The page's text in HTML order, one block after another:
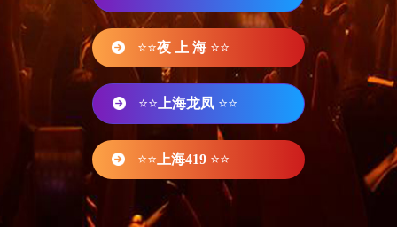
⭐⭐夜 上 海 ⭐⭐
⭐⭐ 上海龙凤 ⭐⭐
⭐⭐ 上海419 ⭐⭐